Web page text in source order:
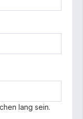
lang sein.